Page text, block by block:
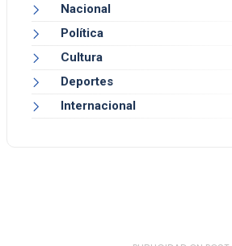
Nacional
Política
Cultura
Deportes
Internacional